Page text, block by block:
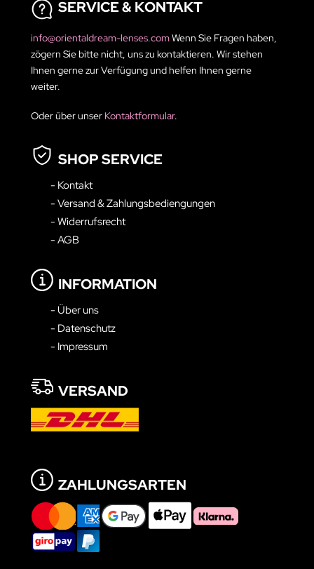
SERVICE & KONTAKT
info@orientaldream-lenses.comWenn Sie Fragen haben,
zögern Sie bitte nicht, uns zu kontaktieren. Wir stehen
Ihnen gerne zur Verfügung und helfen Ihnen gerne
weiter.
Oder über unser Kontaktformular.
SHOP SERVICE
- Kontakt
- Versand & Zahlungsbediengungen
- Widerrufsrecht
- AGB
INFORMATION
- Über uns
- Datenschutz
- Impressum
VERSAND
ZAHLUNGSARTEN